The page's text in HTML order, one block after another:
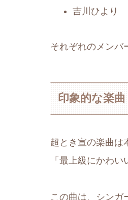
吉川ひより
それぞれのメンバ
印象的な楽曲
超とき宣の楽曲は
「最上級にかわい
この曲は、シンガ